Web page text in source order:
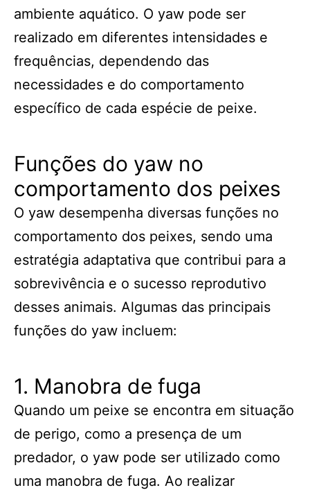
ambiente aquático. O yaw pode ser
realizado em diferentes intensidades e
frequências, dependendo das
necessidades e do comportamento
específico de cada espécie de peixe.
Funções do yaw no
comportamento dos peixes
O yaw desempenha diversas funções no
comportamento dos peixes, sendo uma
estratégia adaptativa que contribui para a
sobrevivência e o sucesso reprodutivo
desses animais. Algumas das principais
funções do yaw incluem:
1. Manobra de fuga
Quando um peixe se encontra em situação
de perigo, como a presença de um
predador, o yaw pode ser utilizado como
uma manobra de fuga. Ao realizar